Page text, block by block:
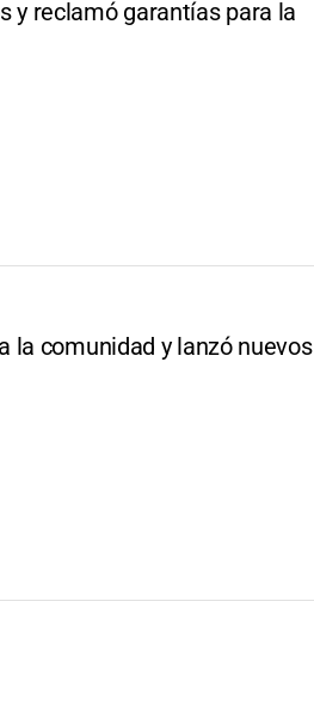
y reclamó garantías para la
la comunidad y lanzó nuevos